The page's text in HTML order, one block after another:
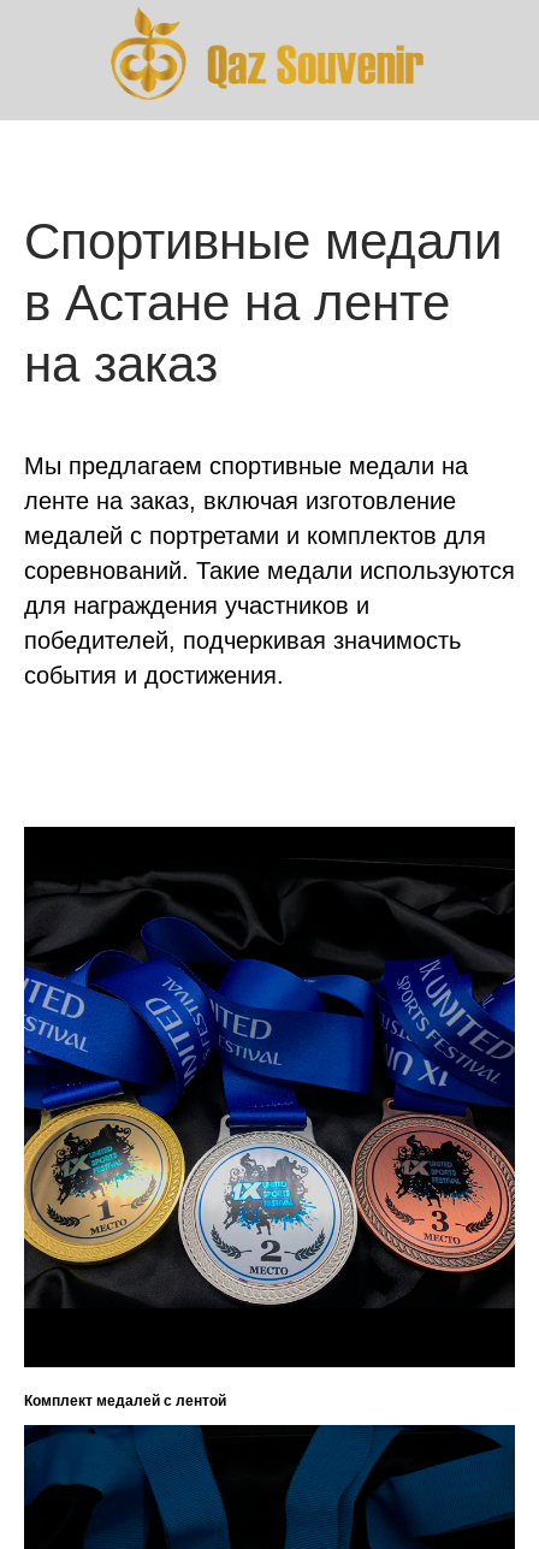
Спортивные медали
в Астане на ленте
на заказ
Мы предлагаем спортивные медали на
ленте на заказ, включая изготовление
медалей с портретами и комплектов для
соревнований. Такие медали используются
для награждения участников и
победителей, подчеркивая значимость
события и достижения.
Комплект медалей с лентой